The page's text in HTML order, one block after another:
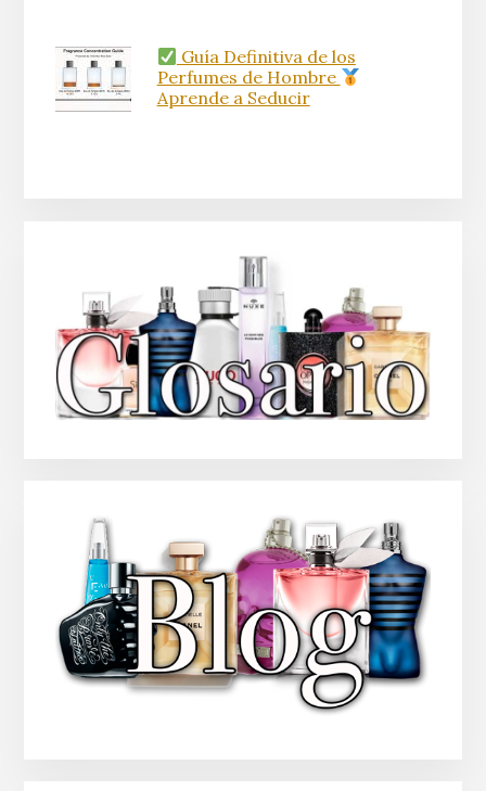
Guía Definitiva de los
Perfumes de Hombre
Aprende a Seducir